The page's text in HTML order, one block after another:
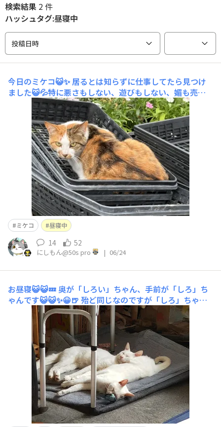
検索結果 2 件
ハッシュタグ:昼寝中
投稿日時
今日のミケコ😺✨居るとは知らずに仕事してたら見つけ
ました😺💦特に悪さもしない、遊びもしない、媚も売ら
ない猫です😀😺✨👍
ミケコ 昼寝中
14 52
にしもん@50s pro | 06/24
お昼寝😺😺💤 奥が「しろい」ちゃん、手前が「しろ」ち
ゃんです😺😺✨😀🍺 殆ど同じなのですが「しろ」ちゃん
は両目が黄色の子です。そして天才で、猫エサタンクのエ
サの出し方を覚えていて、他の猫から神様（カリン様？）
扱いされてます😺👍 夜中にカリカリ食べ放題パーティー
をする猫DEATH‼️🥲💧🍺&nb